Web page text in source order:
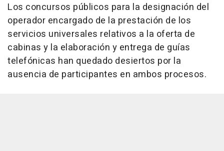
Los concursos públicos para la designación del
operador encargado de la prestación de los
servicios universales relativos a la oferta de
cabinas y la elaboración y entrega de guías
telefónicas han quedado desiertos por la
ausencia de participantes en ambos procesos.